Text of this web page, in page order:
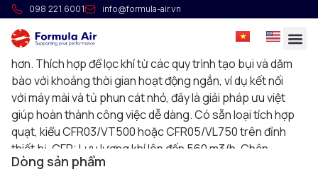
098 221 6001 info@formula-air.vn
Lọc nhỏ gọn CFR
Bộ lọc nhỏ gọn với cơ chế làm sạch Roto thủ công cho
các nhiệm vụ có thời lượng ngắn và lượng vật liệu nhỏ
hơn. Thích hợp để lọc khí từ các quy trình tạo bụi và dăm
bào với khoảng thời gian hoạt động ngắn, ví dụ kết nối
với máy mài và tủ phun cát nhỏ, đây là giải pháp ưu việt
giúp hoàn thành công việc dễ dàng. Có sẵn loại tích hợp
quạt, kiểu CFR03/VT500 hoặc CFR05/VL750 trên đỉnh
thiết bị. CFR: Lưu lượng khí lên đến 560 m3/h, Chân
không lên đến 5000 Pa, Diện tích lọc 3 đến 3.75 m2. CFR-
Dòng sản phẩm